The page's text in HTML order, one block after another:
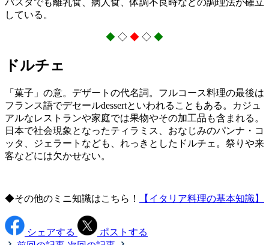
している。
◆ ◇ ◆ ◇ ◆
ドルチェ
「菓子」の意。デザートの代名詞。フルコース料理の最後は
フランス語でデセールdessertといわれることもある。カジュ
アルなレストランや家庭では果物やその加工品も含まれる。
日本で社会現象となったティラミス、おなじみのパンナ・コ
ッタ、ジェラートなども、れっきとしたドルチェ。祭りや来
客などには欠かせない。
◆その他のミニ知識はこちら！ 【イタリア料理の基本知識】
シェアする
ポストする